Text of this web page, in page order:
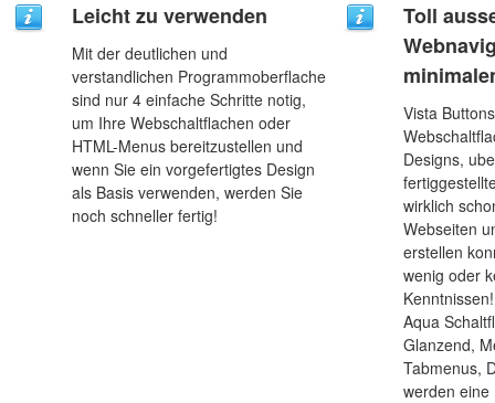
Leicht zu verwenden
Mit der deutlichen und
verstandlichen Programmoberflache
sind nur 4 einfache Schritte notig,
um Ihre Webschaltflachen oder
HTML-Menus bereitzustellen und
wenn Sie ein vorgefertigtes Design
als Basis verwenden, werden Sie
noch schneller fertig!
Toll
Vista
Designs,
wirklich
Webseiten
erstellen
wenig oder
Aqua
Glanzend,
Tabmenus,
werden eine